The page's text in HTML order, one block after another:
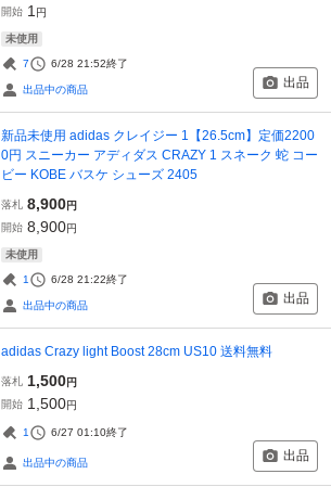
開始 1 円
未使用
7 6/28 21:52終了
出品中の商品 出品
新品未使用 adidas クレイジー 1【26.5cm】定価2200
0円 スニーカー アディダス CRAZY 1 スネーク 蛇 コー
ビー KOBE バスケ シューズ 2405
落札 8,900円
開始 8,900円
未使用
1 6/28 21:22終了
出品中の商品 出品
adidas Crazy light Boost 28cm US10 送料無料
落札 1,500円
開始 1,500円
1 6/27 01:10終了
出品中の商品 出品